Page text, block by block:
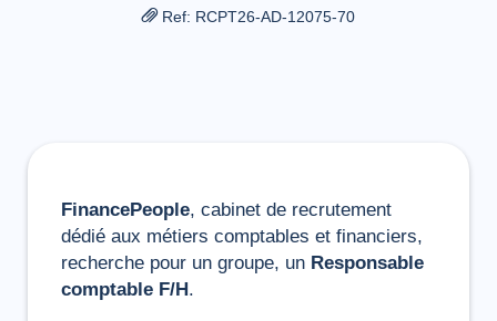
Ref: RCPT26-AD-12075-70
FinancePeople, cabinet de recrutement
dédié aux métiers comptables et financiers,
recherche pour un groupe, un Responsable
comptable F/H.